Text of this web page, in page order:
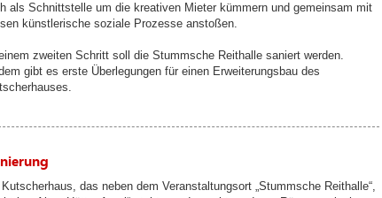
als Schnittstelle um die kreativen Mieter kümmern und gemeinsam mit
künstlerische soziale Prozesse anstoßen.
zweiten Schritt soll die Stummsche Reithalle saniert werden.
gibt es erste Überlegungen für einen Erweiterungsbau des
Kutscherhaus, das neben dem Veranstaltungsort „Stummsche Reithalle“,